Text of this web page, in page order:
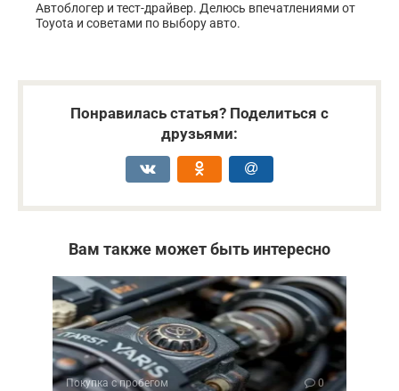
Автоблогер и тест-драйвер. Делюсь впечатлениями от
Toyota и советами по выбору авто.
Понравилась статья? Поделиться с
друзьями:
Вам также может быть интересно
Покупка с пробегом 0